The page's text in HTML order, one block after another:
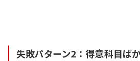
失敗パターン2：得意科目ば